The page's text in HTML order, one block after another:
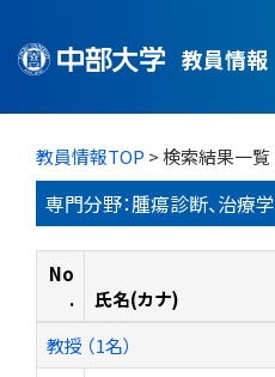
教員情報
教員情報TOP > 検索結果一覧
専門分野：腫瘍診断、治療学
No
.
氏名(カナ)
教授 （1名）